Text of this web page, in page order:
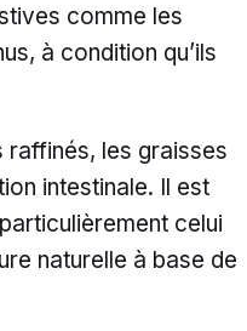
comme les
à condition qu’ils
raffinés, les graisses
intestinale. Il est
celui
naturelle à base de